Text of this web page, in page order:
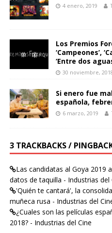
4 enero, 2019
Los Premios
‘Campeones’,
‘Entre dos
30 noviembre,
Si enero fue
española,
6 marzo, 2019
3 TRACKBACKS /
Las candidatas al Goya 2019
datos de taquilla - Industrias del
'Quién te cantará', la
muñeca rusa - Industrias del
¿Cuales son las películas
2018? - Industrias del Cine